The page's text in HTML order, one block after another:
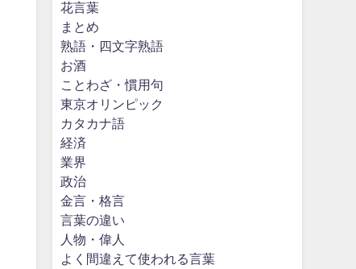
花言葉
まとめ
熟語・四文字熟語
お酒
ことわざ・慣用句
東京オリンピック
カタカナ語
経済
業界
政治
金言・格言
言葉の違い
人物・偉人
よく間違えて使われる言葉